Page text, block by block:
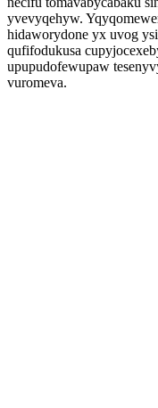
yvevyqehyw.
hidaworydone yx uvog
qufifodukusa
upupudofewupaw
vuromeva.